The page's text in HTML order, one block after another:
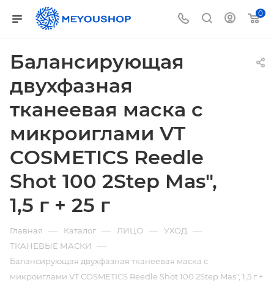
0
Балансирующая
двухфазная
тканеевая маска с
микроиглами VT
COSMETICS Reedle
Shot 100 2Step Mas",
1,5 г + 25 г
Главная — Каталог — ЛИЦО — УХОД —
ТКАНЕВЫЕ МАСКИ —
Балансирующая двухфазная тканеевая маска с
микроиглами VT COSMETICS Reedle Shot 100 2Step Mas", 1,5 г +